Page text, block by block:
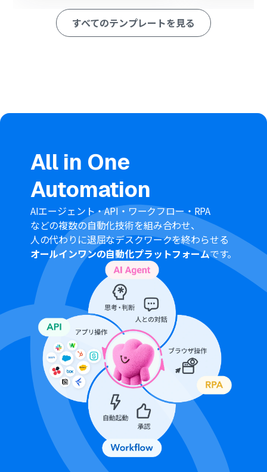
■このワークフローのカスタムポイント
Google スプレッドシート、zaicoのそれぞれとYoomを
プランによって最短の起動間隔が異なりますので、ご注意
ください。
Google スプレッドシートをアプリトリガーとして使用す
る際の注意事項は「【アプリトリガー】Google スプレッ
ドシートのトリガーにおける注意事項
」を参照してくだ
さい。
すべてのテンプレートを見る
All in One
Automation
AIエージェント・API・ワークフロー・RPA
などの複数の自動化技術を組み合わせ、
人の代わりに退屈なデスクワークを終わらせる
オールインワンの自動化プラットフォームです。